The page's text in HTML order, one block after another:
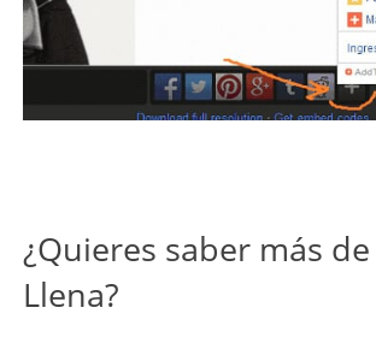
¿Quieres saber más
Llena?